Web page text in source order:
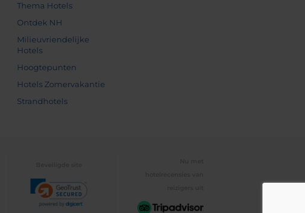
Thema Hotels
Ontdek NH
Milieuvriendelijke
Hotels
Hoogtepunten
Hotels Zomervakantie
Strandhotels